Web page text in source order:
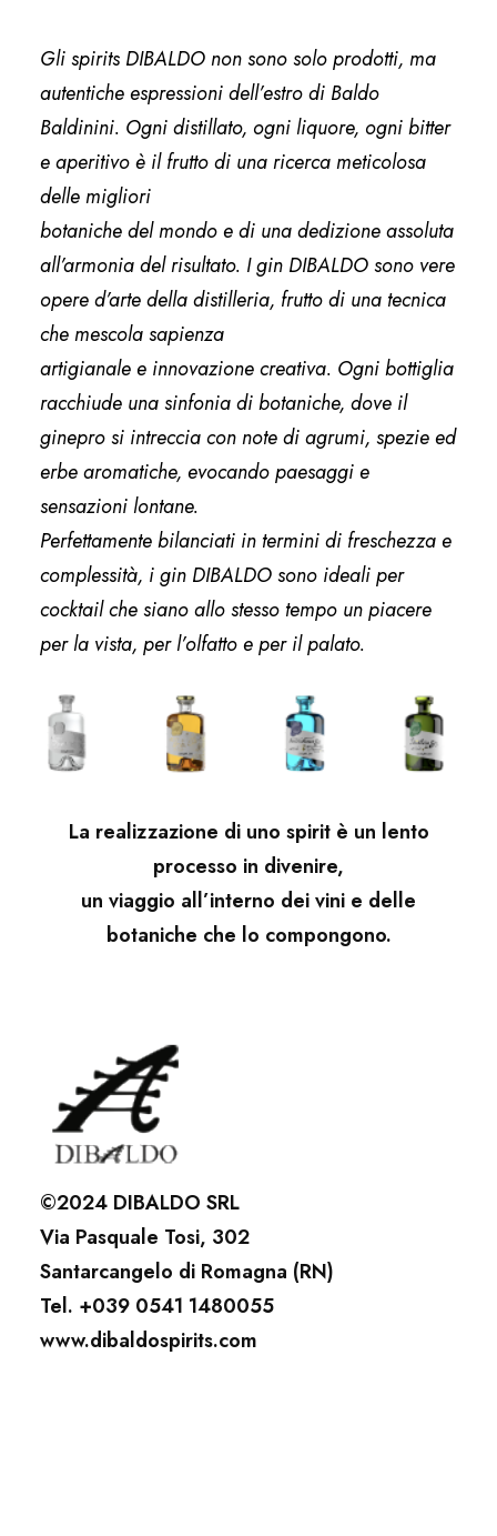
Gli spirits DIBALDO non sono solo prodotti, ma
autentiche espressioni dell’estro di Baldo
Baldinini. Ogni distillato, ogni liquore, ogni bitter
e aperitivo è il frutto di una ricerca meticolosa
delle migliori
botaniche del mondo e di una dedizione assoluta
all’armonia del risultato. I gin DIBALDO sono vere
opere d’arte della distilleria, frutto di una tecnica
che mescola sapienza
artigianale e innovazione creativa. Ogni bottiglia
racchiude una sinfonia di botaniche, dove il
ginepro si intreccia con note di agrumi, spezie ed
erbe aromatiche, evocando paesaggi e
sensazioni lontane.
Perfettamente bilanciati in termini di freschezza e
complessità, i gin DIBALDO sono ideali per
cocktail che siano allo stesso tempo un piacere
per la vista, per l’olfatto e per il palato.
La realizzazione di uno spirit è un lento
processo in divenire,
un viaggio all’interno dei vini e delle
botaniche che lo compongono.
©2024 DIBALDO SRL
Via Pasquale Tosi, 302
Santarcangelo di Romagna (RN)
Tel. +039 0541 1480055
www.dibaldospirits.com